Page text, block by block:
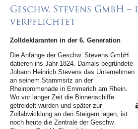
Geschw. Stevens GmbH
verpflichtet
Zolldeklaranten in der 6. Generation
Die Anfänge der Geschw. Stevens GmbH
datieren ins Jahr 1824. Damals begründete
Johann Heinrich Stevens das Unternehmen
an seinem Stammsitz an der
Rheinpromenade in Emmerich am Rhein.
Wo vor langer Zeit die Binnenschiffe
getreidelt wurden und später zur
Zollabwicklung an den Steigern lagen, ist
noch heute die Zentrale der Geschw.